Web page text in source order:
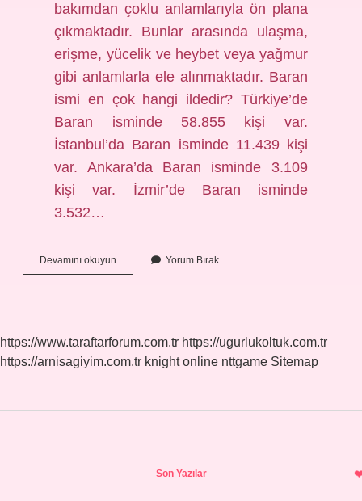
bakımdan çoklu anlamlarıyla ön plana
çıkmaktadır. Bunlar arasında ulaşma,
erişme, yücelik ve heybet veya yağmur
gibi anlamlarla ele alınmaktadır. Baran
ismi en çok hangi ildedir? Türkiye’de
Baran isminde 58.855 kişi var.
İstanbul’da Baran isminde 11.439 kişi
var. Ankara’da Baran isminde 3.109
kişi var. İzmir’de Baran isminde
3.532…
Devamını okuyun
Kürtçe
Yorum Bırak
https://www.taraftarforum.com.tr https://ugurlukoltuk.com.tr
https://arnisagiyim.com.tr knight online nttgame Sitemap
Son Yazılar